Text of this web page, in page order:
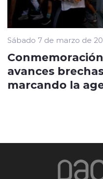
Sábado 7 de marzo de
avances
marcando la